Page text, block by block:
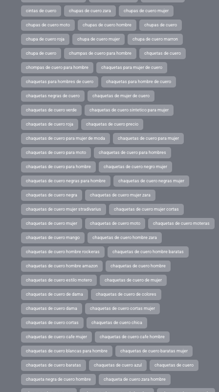
cintas de cuero chupas de cuero zara chupas de cuero mujer
chupas de cuero moto chupas de cuero hombre chupas de cuero
chupa de cuero roja chupa de cuero mujer chupa de cuero marron
chupa de cuero chumpas de cuero para hombre chquetas de cuero
chompas de cuero para hombre chaquetas para mujer de cuero
chaquetas para hombres de cuero chaquetas para hombre de cuero
chaquetas negras de cuero chaquetas de mujer de cuero
chaquetas de cuero verde chaquetas de cuero sintetico para mujer
chaquetas de cuero roja chaquetas de cuero precio
chaquetas de cuero para mujer de moda chaquetas de cuero para mujer
chaquetas de cuero para moto chaquetas de cuero para hombres
chaquetas de cuero para hombre chaquetas de cuero negro mujer
chaquetas de cuero negras para hombre chaquetas de cuero negras mujer
chaquetas de cuero negra chaquetas de cuero mujer zara
chaquetas de cuero mujer stradivarius chaquetas de cuero mujer cortas
chaquetas de cuero mujer chaquetas de cuero moto chaquetas de cuero moteras
chaquetas de cuero mango chaquetas de cuero hombre zara
chaquetas de cuero hombre rockeras chaquetas de cuero hombre baratas
chaquetas de cuero hombre amazon chaquetas de cuero hombre
chaquetas de cuero estilo motero chaquetas de cuero de mujer
chaquetas de cuero de dama chaquetas de cuero de colores
chaquetas de cuero dama chaquetas de cuero cortas mujer
chaquetas de cuero cortas chaquetas de cuero chica
chaquetas de cuero cafe mujer chaquetas de cuero cafe hombre
chaquetas de cuero blancas para hombre chaquetas de cuero baratas mujer
chaquetas de cuero baratas chaquetas de cuero azul chaquetas de cuero
chaqueta negra de cuero hombre chaqueta de cuero zara hombre